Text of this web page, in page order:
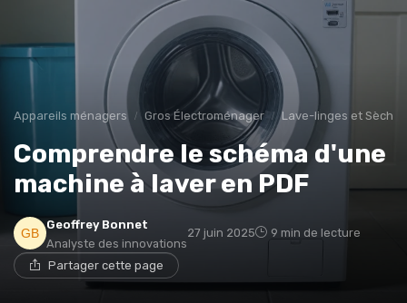
Appareils ménagers Gros Électroménager Lave-linges et
Comprendre le schéma d'une
machine à laver en PDF
Geoffrey Bonnet
Analyste des innovations
27 juin 2025 9 min de lecture
Partager cette page